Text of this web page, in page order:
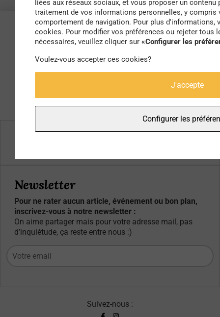
Qui sommes-nous ?
Newsletter
Pour ne rater aucun article, événement ou bon plan,
inscrivez-vous à notre newsletter :
On aime partager mais pour votre adresse mail, pas
d’inquiétude, ça reste entre nous :)
Suivez-nous :
liées aux réseaux sociaux, et vous proposer un
traitement de vos informations personnelles, y compris
comportement de navigation. Pour plus d'informations,
cookies. Pour modifier vos préférences ou rejeter tous
nécessaires, veuillez cliquer sur «Configurer les
Voulez-vous accepter ces cookies?
J'accepte
Configurer les